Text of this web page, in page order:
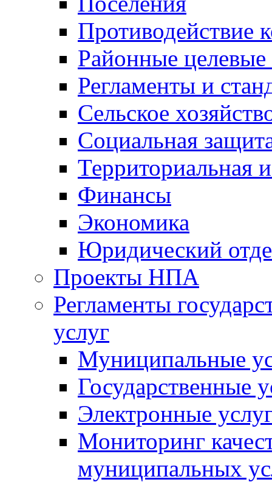
Противодействие
Районные
Регламенты и
Сельское
Социальная
Территориальная
Финансы
Экономика
Юридический
Проекты НПА
Регламенты
услуг
Муниципальные
Государственные
Электронные
Мониторинг
муниципальных